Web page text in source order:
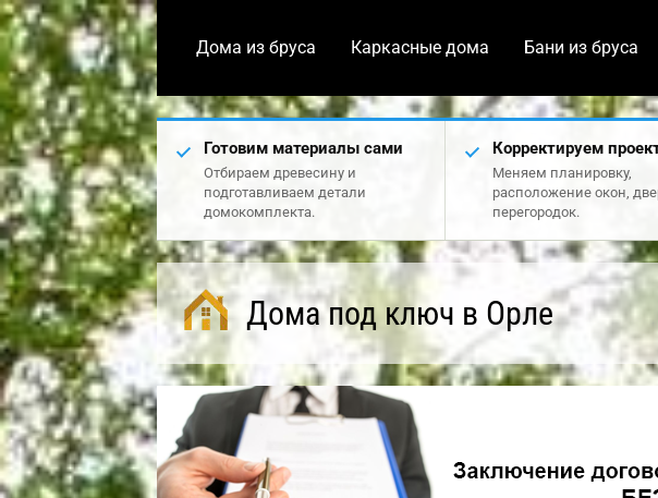
Дома из бруса Каркасные дома Бани из бруса
Готовим материалы сами
Отбираем древесину и
подготавливаем детали
домокомплекта.
Корректируем
Меняем планировку,
расположение окон,
перегородок.
Дома под ключ в Орле